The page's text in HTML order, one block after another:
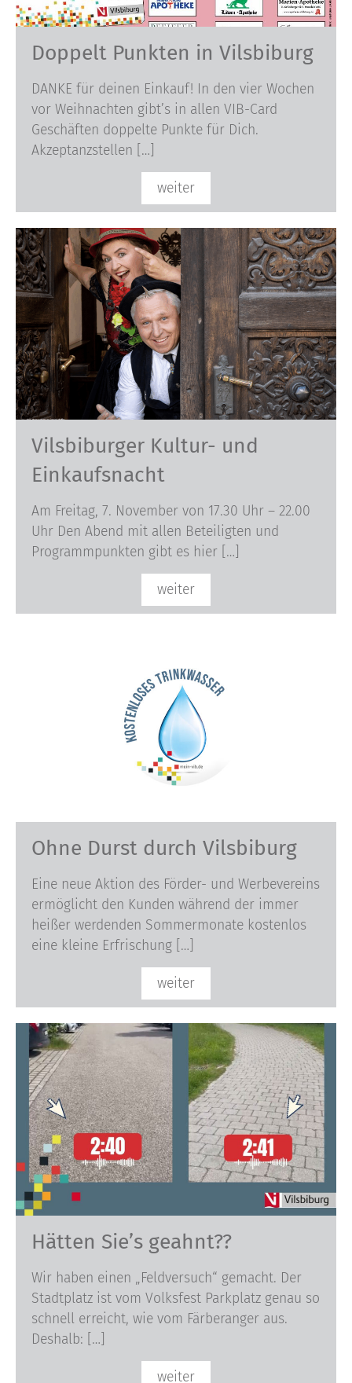
Doppelt Punkten in Vilsbiburg
DANKE für deinen Einkauf! In den vier Wochen
vor Weihnachten gibt’s in allen VIB-Card
Geschäften doppelte Punkte für Dich.
Akzeptanzstellen […]
weiter
Vilsbiburger Kultur- und
Einkaufsnacht
Am Freitag, 7. November von 17.30 Uhr – 22.00
Uhr Den Abend mit allen Beteiligten und
Programmpunkten gibt es hier […]
weiter
Ohne Durst durch Vilsbiburg
Eine neue Aktion des Förder- und Werbevereins
ermöglicht den Kunden während der immer
heißer werdenden Sommermonate kostenlos
eine kleine Erfrischung […]
weiter
Hätten Sie’s geahnt??
Wir haben einen „Feldversuch“ gemacht. Der
Stadtplatz ist vom Volksfest Parkplatz genau so
schnell erreicht, wie vom Färberanger aus.
Deshalb: […]
weiter